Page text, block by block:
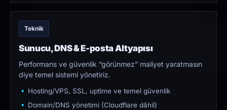
Teknik
Sunucu, DNS & E-posta Altyapısı
Performans ve güvenlik “görünmez” maliyet yaratmasın
diye temel sistemi yönetiriz.
Hosting/VPS, SSL, uptime ve temel güvenlik
Domain/DNS yönetimi (Cloudflare dâhil)